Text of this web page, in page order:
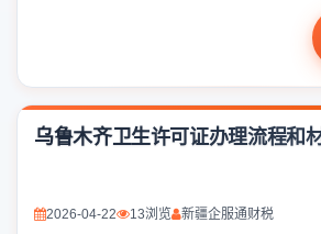
乌鲁木齐卫生许可证办理流程和
2026-04-22 13浏览 新疆企服通财税